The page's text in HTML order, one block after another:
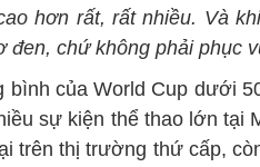
hơn rất, rất nhiều. Và
chứ không phải phục
bình của World Cup dưới
sự kiện thể thao lớn tại
trên thị trường thứ cấp,